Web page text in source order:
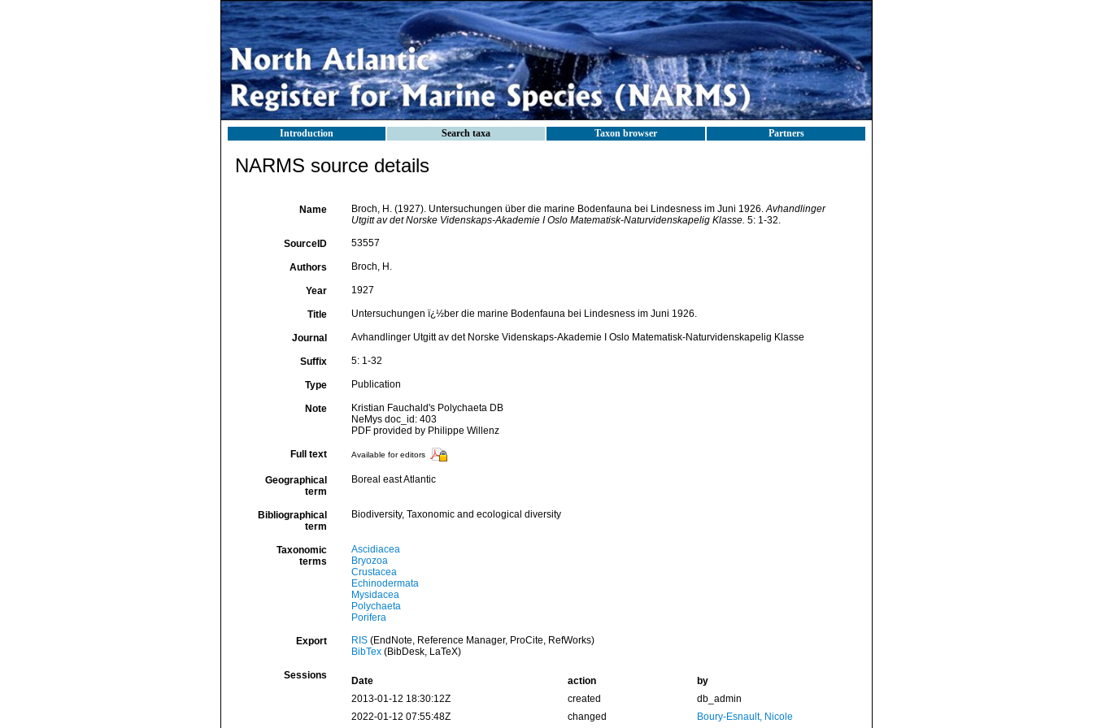
Introduction Search taxa Taxon browser Partners
NARMS source details
Name Broch, H. (1927). Untersuchungen über die marine Bodenfauna bei Lindesness im Juni 1926.Avhandlinger
Utgitt av det Norske Videnskaps-Akademie I Oslo Matematisk-Naturvidenskapelig Klasse. 5: 1-32.
SourceID 53557
Authors Broch, H.
Year 1927
Title Untersuchungen ï¿½ber die marine Bodenfauna bei Lindesness im Juni 1926.
Journal Avhandlinger Utgitt av det Norske Videnskaps-Akademie I Oslo Matematisk-Naturvidenskapelig Klasse
Suffix 5: 1-32
Type Publication
Note
Kristian Fauchald's Polychaeta DB
NeMys doc_id: 403
PDF provided by Philippe Willenz
Full text Available for editors
Geographical
term
Boreal east Atlantic
Bibliographical
term
Biodiversity, Taxonomic and ecological diversity
Taxonomic
terms
Ascidiacea
Bryozoa
Crustacea
Echinodermata
Mysidacea
Polychaeta
Porifera
Export RIS(EndNote, Reference Manager, ProCite, RefWorks)
BibTex(BibDesk, LaTeX)
Sessions Date action
by
2013-01-12 18:30:12Z
created
db_admin
2022-01-12 07:55:48Z
changed Boury-Esnault, Nicole